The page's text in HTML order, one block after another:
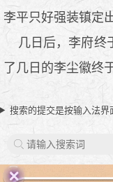
李平只好强装镇定
几日后，李府终
了几日的李尘徽终
搜索的提交是按输入法